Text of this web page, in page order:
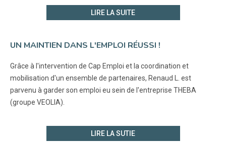
LIRE LA SUITE
UN MAINTIEN DANS L'EMPLOI RÉUSSI !
Grâce à l'intervention de Cap Emploi et la coordination et
mobilisation d'un ensemble de partenaires, Renaud L. est
parvenu à garder son emploi eu sein de l'entreprise THEBA
(groupe VEOLIA).
LIRE LA SUTIE